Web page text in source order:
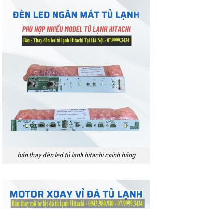
bán thay đèn led tủ lạnh hitachi chính hãng